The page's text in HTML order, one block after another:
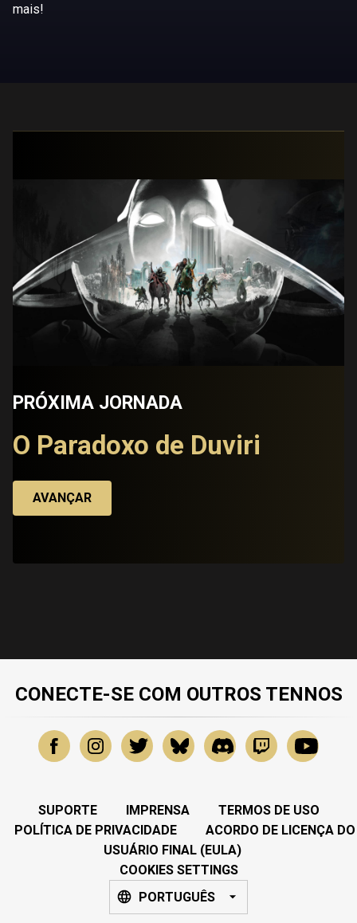
mais!
PRÓXIMA JORNADA
O Paradoxo de Duviri
AVANÇAR
CONECTE-SE COM OUTROS TENNOS
SUPORTE IMPRENSA
TERMOS DE USO
POLÍTICA DE PRIVACIDADE
ACORDO DE LICENÇA DO
USUÁRIO FINAL (EULA)
COOKIES SETTINGS
PORTUGUÊS